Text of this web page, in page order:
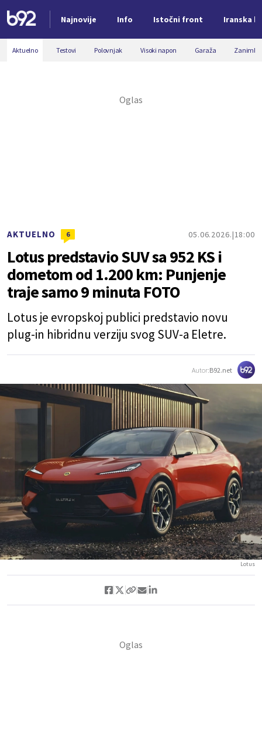
Najnovije Info Istočni front Iranska
Nova vest
Aktuelno Testovi Polovnjak Visoki napon Garaža
AKTUELNO 6 05.06.2026. 18:00
Lotus predstavio SUV sa 952 KS i
dometom od 1.200 km: Punjenje
traje samo 9 minuta FOTO
Lotus je evropskoj publici predstavio novu
plug-in hibridnu verziju svog SUV-a Eletre.
Autor:B92.net
Lotus